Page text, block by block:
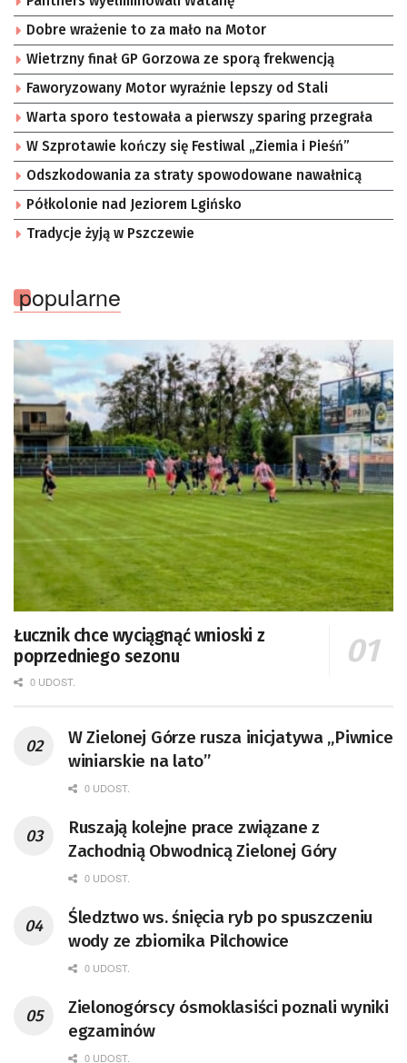
Dobre wrażenie to za mało na Motor
Wietrzny finał GP Gorzowa ze sporą frekwencją
Faworyzowany Motor wyraźnie lepszy od Stali
Warta sporo testowała a pierwszy sparing przegrała
W Szprotawie kończy się Festiwal „Ziemia i Pieśń”
Odszkodowania za straty spowodowane nawałnicą
Półkolonie nad Jeziorem Lgińsko
Tradycje żyją w Pszczewie
popularne
Łucznik chce wyciągnąć wnioski z
poprzedniego sezonu
0 UDOST.
W Zielonej Górze rusza inicjatywa „Piwnice
winiarskie na lato”
0 UDOST.
Ruszają kolejne prace związane z
Zachodnią Obwodnicą Zielonej Góry
0 UDOST.
Śledztwo ws. śnięcia ryb po spuszczeniu
wody ze zbiornika Pilchowice
0 UDOST.
Zielonogórscy ósmoklasiści poznali wyniki
egzaminów
0 UDOST.